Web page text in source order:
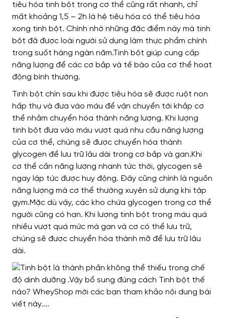
tiêu hóa tinh bột trong cơ thể cũng rất nhanh, chỉ
mất khoảng 1,5 – 2h là hệ tiêu hóa có thể tiêu hóa
xong tinh bột. Chính nhờ những đặc điểm này mà tinh
bột đã được loài người sử dụng làm thực phẩm chính
trong suốt hàng ngàn năm.Tinh bột giúp cung cấp
năng lượng để các cơ bắp và tế bào của cơ thể hoạt
động bình thường.
Tinh bột chín sau khi được tiêu hóa sẽ được ruột non
hấp thụ và đưa vào máu để vận chuyển tới khắp cơ
thể nhằm chuyển hóa thành năng lượng. Khi lượng
tinh bột đưa vào máu vượt quá nhu cầu năng lượng
của cơ thể, chúng sẽ được chuyển hóa thành
glycogen để lưu trữ lâu dài trong cơ bắp và gan.Khi
cơ thể cần năng lượng nhanh tức thời, glycogen sẽ
ngay lập tức được huy động. Đây cũng chính là nguồn
năng lượng mà cơ thể thường xuyên sử dụng khi tập
gym.Mặc dù vậy, các kho chứa glycogen trong cơ thể
người cũng có hạn. Khi lượng tinh bột trong máu quá
nhiều vượt quá mức mà gan và cơ có thể lưu trữ,
chúng sẽ được chuyển hóa thành mỡ để lưu trữ lâu
dài.